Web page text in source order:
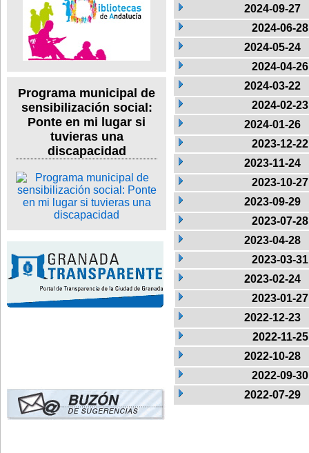
Programa municipal de
sensibilización social:
Ponte en mi lugar si
tuvieras una
discapacidad
2024-09-27
2024-06-28
2024-05-24
2024-04-26
2024-03-22
2024-02-23
2024-01-26
2023-12-22
2023-11-24
2023-10-27
2023-09-29
2023-07-28
2023-04-28
2023-03-31
2023-02-24
2023-01-27
2022-12-23
2022-11-25
2022-10-28
2022-09-30
2022-07-29